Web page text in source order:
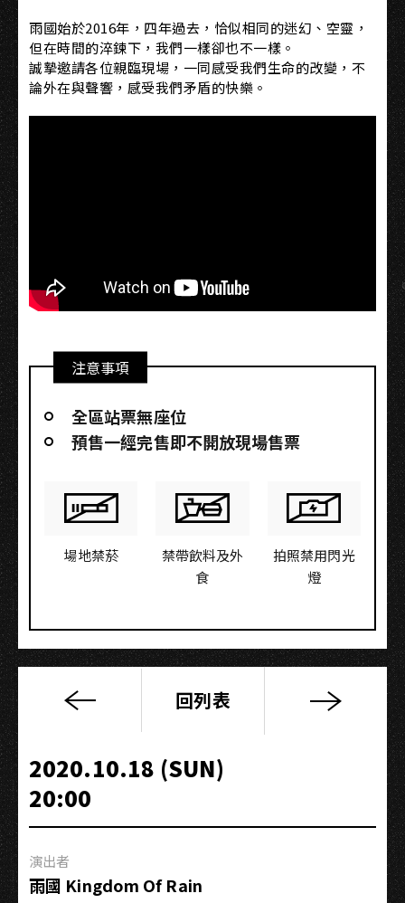
雨國始於2016年，四年過去，恰似相同的迷幻、空靈，
但在時間的淬鍊下，我們一樣卻也不一樣。
誠摯邀請各位親臨現場，一同感受我們生命的改變，不
論外在與聲響，感受我們矛盾的快樂。
注意事項
全區站票無座位
預售一經完售即不開放現場售票
場地禁菸
禁帶飲料及外
食
拍照禁用閃光
燈
「我
暗
的
盡
你」
回列表
2020.10.18 (SUN)
20:00
演出者
雨國 Kingdom Of Rain